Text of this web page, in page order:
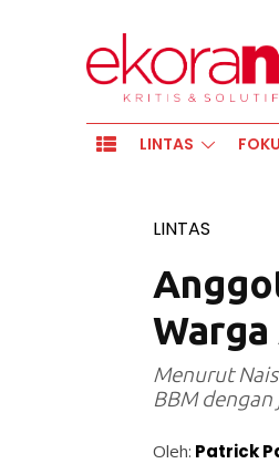
LINTAS
LINTAS
Menurut
BBM
Oleh: Patrick